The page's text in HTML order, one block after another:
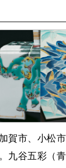
賀市、小松
九谷五彩（